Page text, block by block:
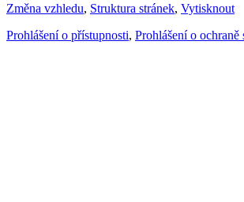
Změna vzhledu, Struktura stránek, Vytisknout
Prohlášení o přístupnosti, Prohlášení o ochraně